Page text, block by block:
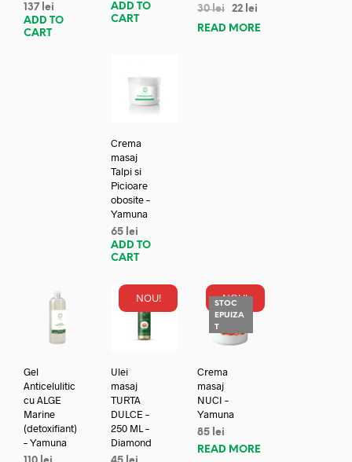
137 lei
ADD TO
CART
ADD TO
CART
30lei 22 lei
READ MORE
Crema
masaj
Talpi si
Picioare
obosite –
Yamuna
65 lei
ADD TO
CART
Gel
Anticelulitic
cu ALGE
Marine
(detoxifiant)
– Yamuna
NOU!
Ulei
masaj
TURTA
DULCE –
250 ML –
Diamond
NOU!
STOC
EPUIZA
T
Crema
masaj
NUCI –
Yamuna
85 lei
READ MORE